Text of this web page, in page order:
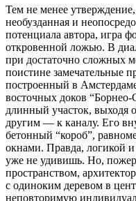
Тем не менее
необузданная и
потенциала автора, игра
откровенной ложью. В
при достаточно сложных
поистине замечательные
построенный в
восточных доков
длинный участок, выходя
другим — к каналу. Его
бетонный “короб”,
окнами. Правда, логикой
уже не удивишь. Но,
пространством,
с одиноким деревом в
неповторимую